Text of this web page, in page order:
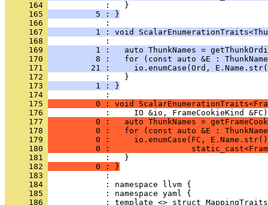
     164
     165
          5 : }
     166
     167
1 : void
     168
     169
1 :   auto ThunkNames =
     170
8 :   for (const auto &E :
     171
21 :     io.enumCase(Ord,
     172
     173
          1 : }
     174
     175
0 : void
     176
     177
0 :   auto ThunkNames =
     178
0 :   for (const auto &E :
     179
0 :     io.enumCase(FC,
     180
0 :
     181
     182
          0 : }
     183
     184
     185
            : namespace yaml {
     186